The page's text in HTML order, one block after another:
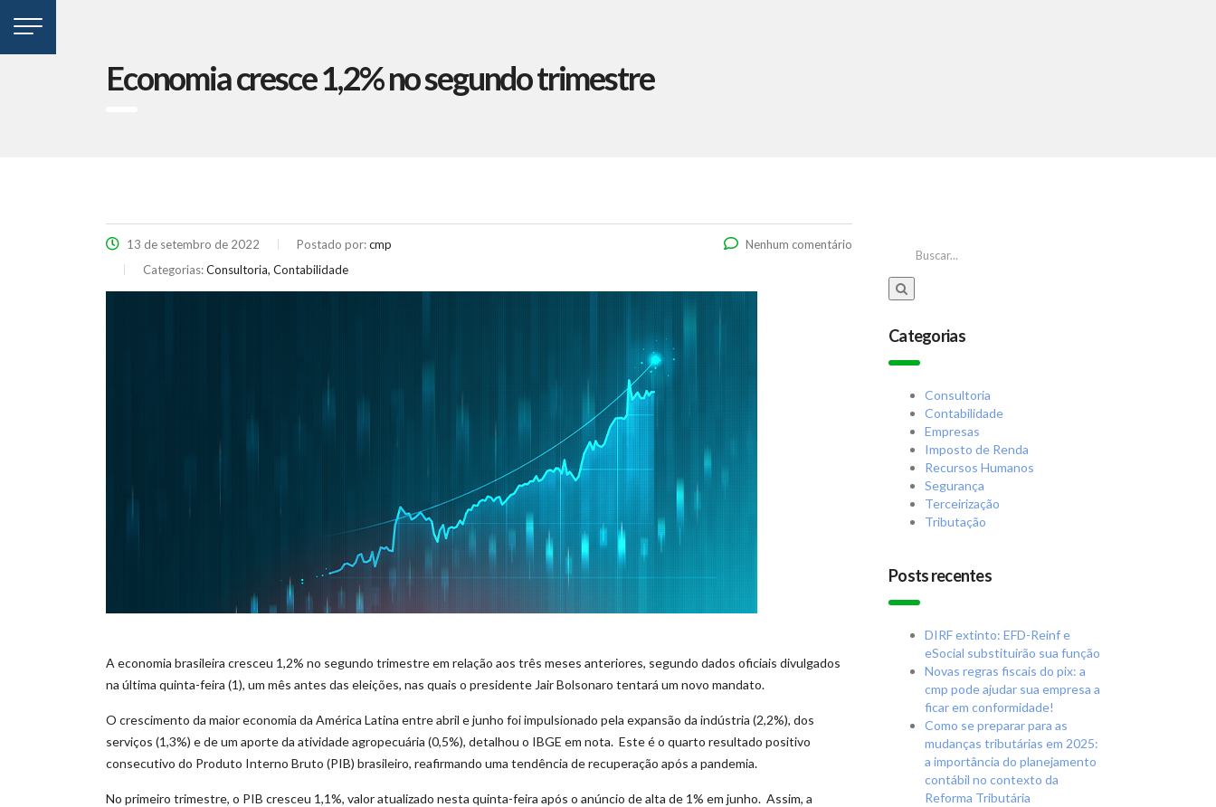
Economia cresce 1,2% no segundo trimestre
13 de setembro de 2022 Postado por:cmp
Categorias:Consultoria, Contabilidade
Nenhum comentário
A economia brasileira cresceu 1,2% no segundo trimestre em relação aos três meses anteriores, segundo dados oficiais divulgados
na última quinta-feira (1), um mês antes das eleições, nas quais o presidente Jair Bolsonaro tentará um novo mandato.
O crescimento da maior economia da América Latina entre abril e junho foi impulsionado pela expansão da indústria (2,2%), dos
serviços (1,3%) e de um aporte da atividade agropecuária (0,5%), detalhou o IBGE em nota. Este é o quarto resultado positivo
consecutivo do Produto Interno Bruto (PIB) brasileiro, reafirmando uma tendência de recuperação após a pandemia.
No primeiro trimestre, o PIB cresceu 1,1%, valor atualizado nesta quinta-feira após o anúncio de alta de 1% em junho. Assim, a
Categorias
Consultoria
Contabilidade
Empresas
Imposto de Renda
Recursos Humanos
Segurança
Terceirização
Tributação
Posts recentes
DIRF extinto: EFD-Reinf e
eSocial substituirão sua função
Novas regras fiscais do pix: a
cmp pode ajudar sua empresa a
ficar em conformidade!
Como se preparar para as
mudanças tributárias em 2025:
a importância do planejamento
contábil no contexto da
Reforma Tributária